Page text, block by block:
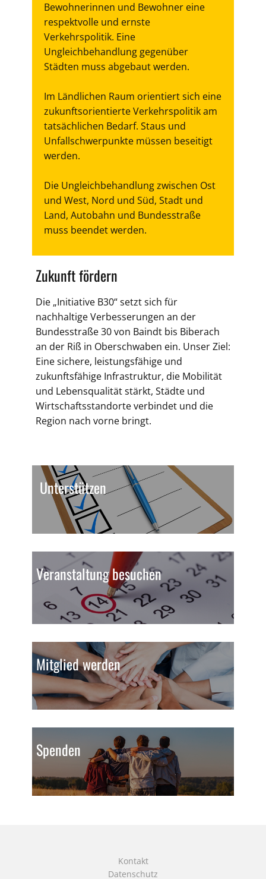
Bewohnerinnen und Bewohner eine
respektvolle und ernste
Verkehrspolitik. Eine
Ungleichbehandlung gegenüber
Städten muss abgebaut werden.
Im Ländlichen Raum orientiert sich eine
zukunftsorientierte Verkehrspolitik am
tatsächlichen Bedarf. Staus und
Unfallschwerpunkte müssen beseitigt
werden.
Die Ungleichbehandlung zwischen Ost
und West, Nord und Süd, Stadt und
Land, Autobahn und Bundesstraße
muss beendet werden.
Zukunft fördern
Die „Initiative B30“ setzt sich für
nachhaltige Verbesserungen an der
Bundesstraße 30 von Baindt bis Biberach
an der Riß in Oberschwaben ein. Unser Ziel:
Eine sichere, leistungsfähige und
zukunftsfähige Infrastruktur, die Mobilität
und Lebensqualität stärkt, Städte und
Wirtschaftsstandorte verbindet und die
Region nach vorne bringt.
Unterstützen
Veranstaltung besuchen
Mitglied werden
Spenden
Kontakt
Datenschutz